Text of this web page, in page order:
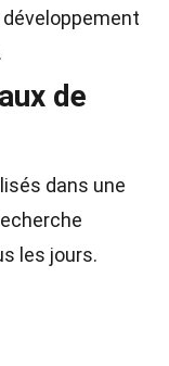
de
dans une
les jours.